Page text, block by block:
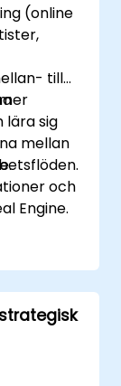
(online
till
lära sig
mellan
och
Engine.